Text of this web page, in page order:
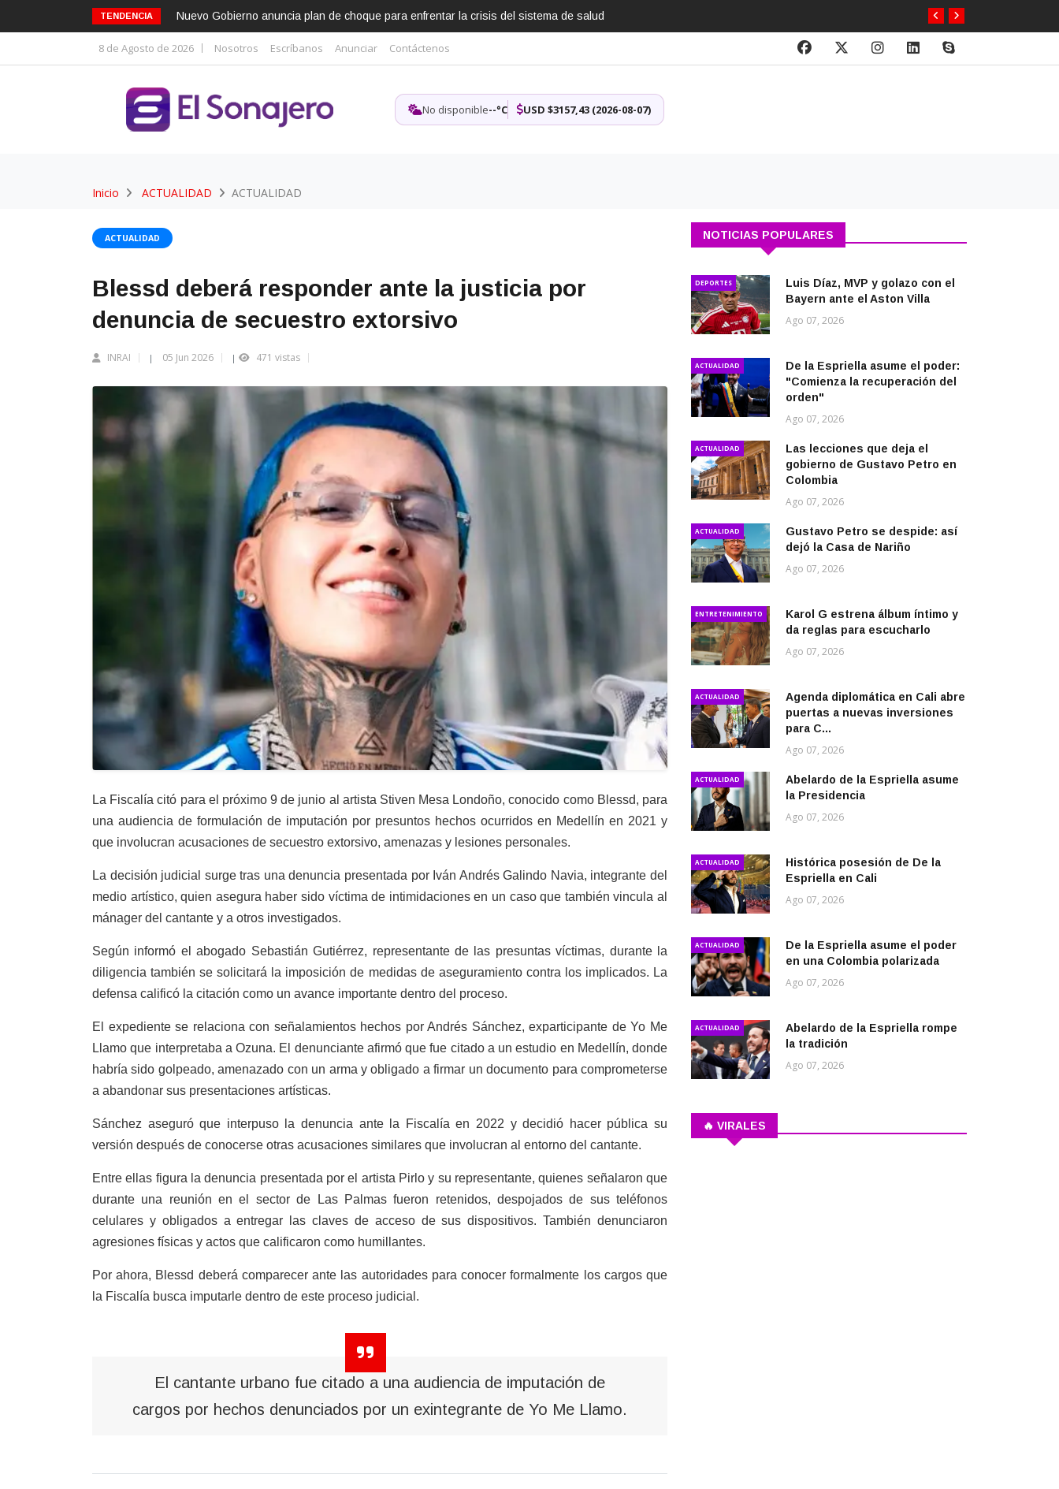
TENDENCIA Nuevo Gobierno anuncia plan de choque para enfrentar la crisis del sistema de salud
8 de Agosto de 2026 Nosotros Escríbanos Anunciar Contáctenos
No disponible--°C USD $3157,43 (2026-08-07)
Inicio ACTUALIDAD ACTUALIDAD
ACTUALIDAD
Blessd deberá responder ante la justicia por
denuncia de secuestro extorsivo
INRAI | 05 Jun 2026 | 471 vistas
La Fiscalía citó para el próximo 9 de junio al artista Stiven Mesa Londoño, conocido como Blessd, para
una audiencia de formulación de imputación por presuntos hechos ocurridos en Medellín en 2021 y
que involucran acusaciones de secuestro extorsivo, amenazas y lesiones personales.
La decisión judicial surge tras una denuncia presentada por Iván Andrés Galindo Navia, integrante del
medio artístico, quien asegura haber sido víctima de intimidaciones en un caso que también vincula al
mánager del cantante y a otros investigados.
Según informó el abogado Sebastián Gutiérrez, representante de las presuntas víctimas, durante la
diligencia también se solicitará la imposición de medidas de aseguramiento contra los implicados. La
defensa calificó la citación como un avance importante dentro del proceso.
El expediente se relaciona con señalamientos hechos por Andrés Sánchez, exparticipante de Yo Me
Llamo que interpretaba a Ozuna. El denunciante afirmó que fue citado a un estudio en Medellín, donde
habría sido golpeado, amenazado con un arma y obligado a firmar un documento para comprometerse
a abandonar sus presentaciones artísticas.
Sánchez aseguró que interpuso la denuncia ante la Fiscalía en 2022 y decidió hacer pública su
versión después de conocerse otras acusaciones similares que involucran al entorno del cantante.
Entre ellas figura la denuncia presentada por el artista Pirlo y su representante, quienes señalaron que
durante una reunión en el sector de Las Palmas fueron retenidos, despojados de sus teléfonos
celulares y obligados a entregar las claves de acceso de sus dispositivos. También denunciaron
agresiones físicas y actos que calificaron como humillantes.
Por ahora, Blessd deberá comparecer ante las autoridades para conocer formalmente los cargos que
la Fiscalía busca imputarle dentro de este proceso judicial.
El cantante urbano fue citado a una audiencia de imputación de
cargos por hechos denunciados por un exintegrante de Yo Me Llamo.
NOTICIAS POPULARES
DEPORTES
Luis Díaz, MVP y golazo con el
Bayern ante el Aston Villa
Ago 07, 2026
ACTUALIDAD
De la Espriella asume el poder:
"Comienza la recuperación del
orden"
Ago 07, 2026
ACTUALIDAD
Las lecciones que deja el
gobierno de Gustavo Petro en
Colombia
Ago 07, 2026
ACTUALIDAD
Gustavo Petro se despide: así
dejó la Casa de Nariño
Ago 07, 2026
ENTRETENIMIENTO
Karol G estrena álbum íntimo y
da reglas para escucharlo
Ago 07, 2026
ACTUALIDAD
Agenda diplomática en Cali abre
puertas a nuevas inversiones
para C...
Ago 07, 2026
ACTUALIDAD
Abelardo de la Espriella asume
la Presidencia
Ago 07, 2026
ACTUALIDAD
Histórica posesión de De la
Espriella en Cali
Ago 07, 2026
ACTUALIDAD
De la Espriella asume el poder
en una Colombia polarizada
Ago 07, 2026
ACTUALIDAD
Abelardo de la Espriella rompe
la tradición
Ago 07, 2026
🔥 VIRALES